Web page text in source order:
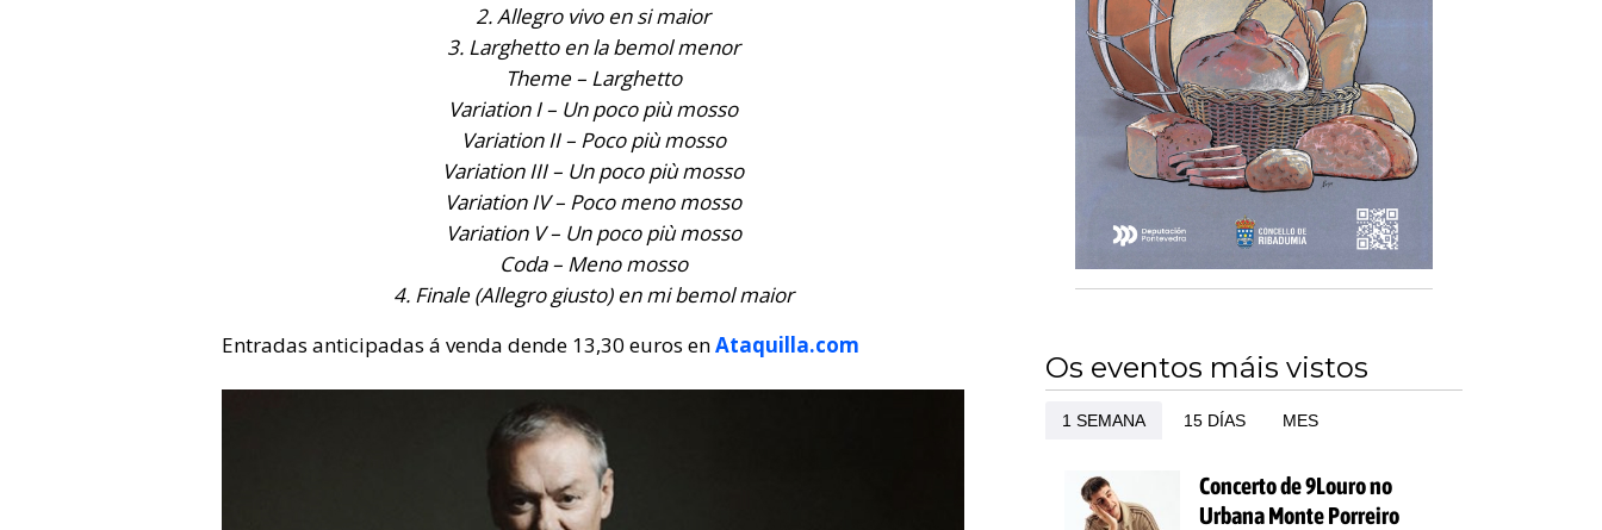
2. Allegro vivo en si maior
3. Larghetto en la bemol menor
Theme – Larghetto
Variation I – Un poco più mosso
Variation II – Poco più mosso
Variation III – Un poco più mosso
Variation IV – Poco meno mosso
Variation V – Un poco più mosso
Coda – Meno mosso
4. Finale (Allegro giusto) en mi bemol maior
Entradas anticipadas á venda dende 13,30 euros enAtaquilla.com
Os eventos máis vistos
1 SEMANA 15 DÍAS MES
Concerto de 9Louro no
Urbana Monte Porreiro